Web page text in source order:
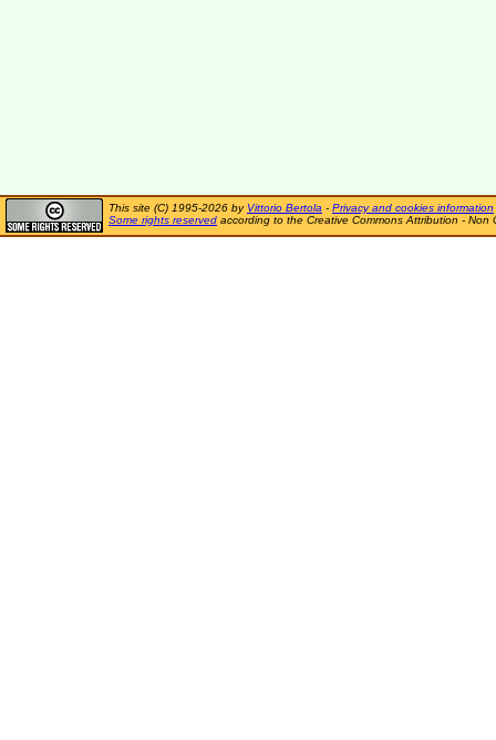
This site (C) 1995-2026 by Vittorio Bertola - Privacy and cookies information
Some rights reserved according to the Creative Commons Attribution - Non